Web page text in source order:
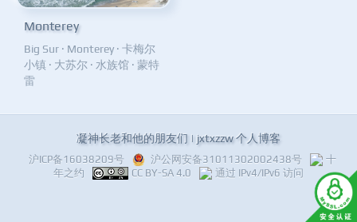
Monterey
Big Sur · Monterey · 卡梅尔
小镇 · 大苏尔 · 水族馆 · 蒙特
雷
凝神长老和他的朋友们 | jxtxzzw 个人博客
沪ICP备16038209号 沪公网安备31011302002438号
十
年之约
CC BY-SA 4.0 通过 IPv4/IPv6 访问